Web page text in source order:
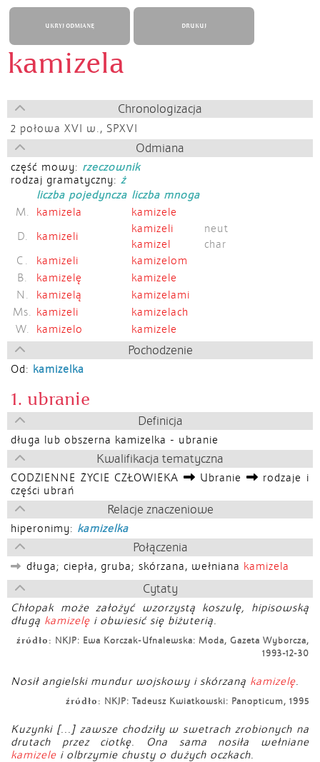
UKRYJ ODMIANĘ DRUKUJ
kamizela
Chronologizacja
2 połowa XVI w., SPXVI
Odmiana
część mowy: rzeczownik
rodzaj gramatyczny: ż
liczba pojedyncza liczba mnoga
M.
kamizela
kamizele
D.
kamizeli
kamizeli
neut
kamizel
char
C.
kamizeli
kamizelom
B.
kamizelę
kamizele
N.
kamizelą
kamizelami
Ms. kamizeli
kamizelach
W.
kamizelo kamizele
Pochodzenie
Od: kamizelka
1. ubranie
Definicja
długa lub obszerna kamizelka - ubranie
Kwalifikacja tematyczna
CODZIENNE ŻYCIE CZŁOWIEKA Ubranie
rodzaje i
części ubrań
Relacje znaczeniowe
hiperonimy: kamizelka
Połączenia
długa; ciepła, gruba; skórzana, wełniana kamizela
Cytaty
Chłopak może założyć wzorzystą koszulę, hipisowską
długą kamizelę i obwiesić się biżuterią.
źródło: NKJP: Ewa Korczak-Ufnalewska: Moda, Gazeta Wyborcza,
1993-12-30
Nosił angielski mundur wojskowy i skórzaną kamizelę.
źródło: NKJP: Tadeusz Kwiatkowski: Panopticum, 1995
Kuzynki [...] zawsze chodziły w swetrach zrobionych na
drutach przez ciotkę. Ona sama nosiła wełniane
kamizele i olbrzymie chusty o dużych oczkach.